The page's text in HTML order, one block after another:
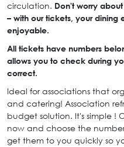
circulation. Don't worry
– with our tickets, your dining
enjoyable.
All tickets have numbers
allows you to check during
correct.
Ideal for associations that
and catering! Association
budget solution. It's simple !
now and choose the
get them to you quickly so